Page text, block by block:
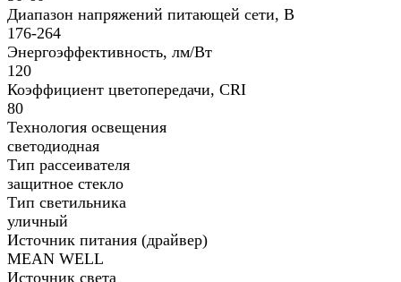
Диапазон напряжений питающей сети, В
176-264
Энергоэффективность, лм/Вт
120
Коэффициент цветопередачи, CRI
80
Технология освещения
светодиодная
Тип рассеивателя
защитное стекло
Тип светильника
уличный
Источник питания (драйвер)
MEAN WELL
Источник света